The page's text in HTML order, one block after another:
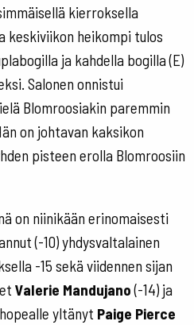
kierroksella
keskiviikon heikompi tulos
ja kahdella bogilla (E)
Salonen onnistui
Blomroosiakin paremmin
on johtavan kaksikon
pisteen erolla Blomroosiin
on niinikään erinomaisesti
(-10) yhdysvaltalainen
-15 sekä viidennen sijan
Valerie Mandujano(-14) ja
yltänyt Paige Pierce